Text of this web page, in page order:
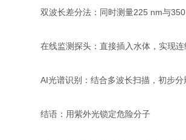
双波长差分法：同时测量225 nm与
在线监测探头：直接插入水体，实现
AI光谱识别：结合多波长扫描，初步分
结语：用紫外光锁定危险分子